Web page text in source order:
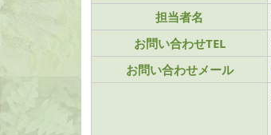
担当者名
お問い合わせTEL
お問い合わせメール